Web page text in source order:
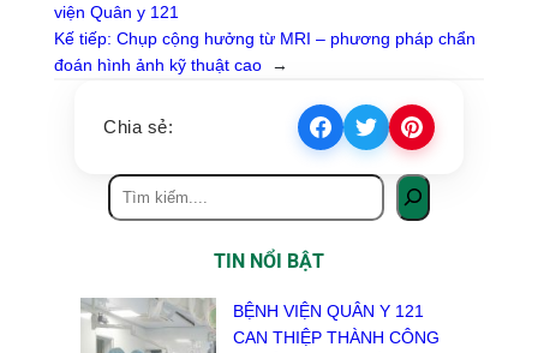
viện Quân y 121
Kế tiếp: Chụp cộng hưởng từ MRI – phương pháp chẩn
đoán hình ảnh kỹ thuật cao
→
Chia sẻ:
TIN NỔI BẬT
BỆNH VIỆN QUÂN Y 121
CAN THIỆP THÀNH CÔNG